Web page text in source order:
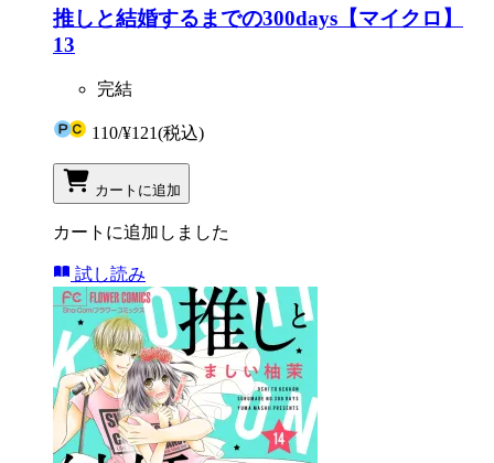
推しと結婚するまでの300days【マイクロ】
13
完結
110/¥121(税込)
カートに追加
カートに追加しました
試し読み